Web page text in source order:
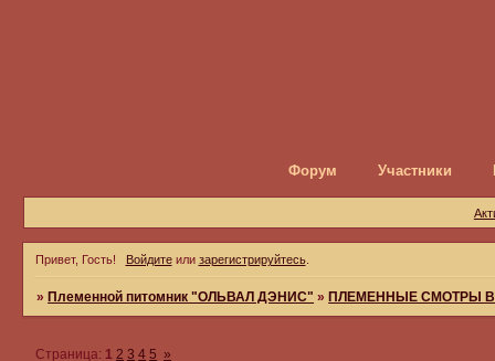
Форум Участники
Привет, Гость! Войдитеили зарегистрируйтесь.
» Племенной питомник "ОЛЬВАЛ ДЭНИС" » ПЛЕМЕННЫЕ СМОТРЫ
Страница: 1 2 3 4 5 »